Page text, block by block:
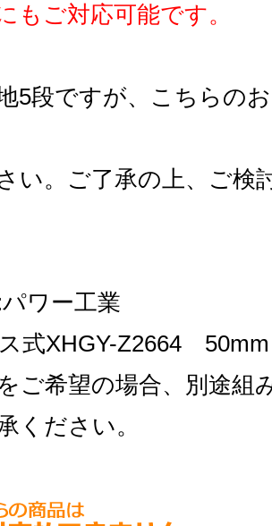
もご対応可能です。
5段ですが、こちらの
い。ご了承の上、ご検
ワー工業
式XHGY-Z2664
ご希望の場合、別途組
ください。